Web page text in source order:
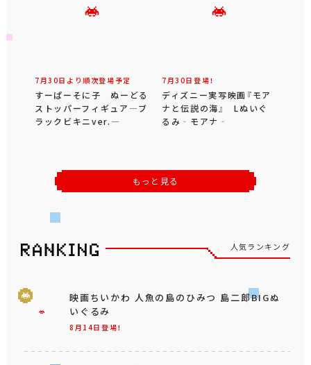
7月30日より順次登場予定
すーぱーそに子 ぬーどる
ストッパーフィギュア―ブ
ラックビキニver.―
7月30日登場！
ディズニー実写映画『モア
ナと伝説の海』 Lぬいぐ
るみ‐モアナ‐
もっと見る
人気ランキング
8月14日登場！
映画ちいかわ 人魚の島のひみつ 島二郎BIGぬ
いぐるみ